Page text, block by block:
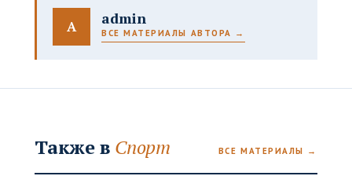
A admin
ВСЕ МАТЕРИАЛЫ АВТОРА →
Также в Спорт ВСЕ МАТЕРИАЛЫ →